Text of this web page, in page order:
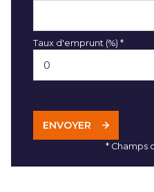
Taux d'emprunt (%) *
ENVOYER
* Champs